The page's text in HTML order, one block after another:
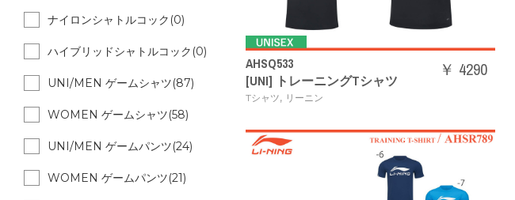
AHSQ533
[UNI] トレーニングTシャツ
Tシャツ, リーニン
￥ 4290
ナイロンシャトルコック(0)
ハイブリッドシャトルコック(0)
UNI/MEN ゲームシャツ(87)
WOMEN ゲームシャツ(58)
UNI/MEN ゲームパンツ(24)
WOMEN ゲームパンツ(21)